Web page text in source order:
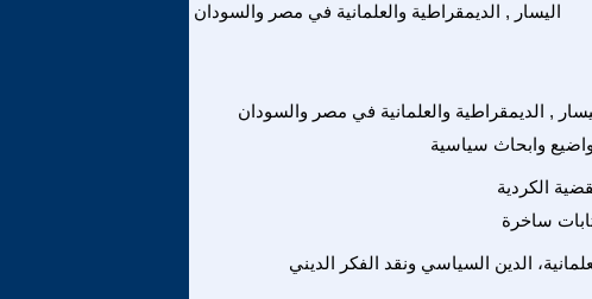
اليسار , الديمقراطية والعلمانية في مصر والسودان
, الديمقراطية والعلمانية في مصر والسودان
وابحاث سياسية
الكردية
ساخرة
الدين السياسي ونقد الفكر الديني